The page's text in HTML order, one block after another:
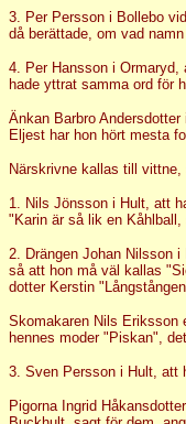
3. Per Persson i Bollebo
då berättade, om vad
4. Per Hansson i Ormaryd,
hade yttrat samma ord för
Änkan Barbro
Eljest har hon hört mesta
Närskrivne kallas till vittne,
1. Nils Jönsson i Hult, att
"Karin är så lik en
2. Drängen Johan Nilsson
så att hon må väl kallas
dotter Kerstin
Skomakaren Nils Eriksson
hennes moder "Piskan",
3. Sven Persson i Hult, att
Pigorna Ingrid